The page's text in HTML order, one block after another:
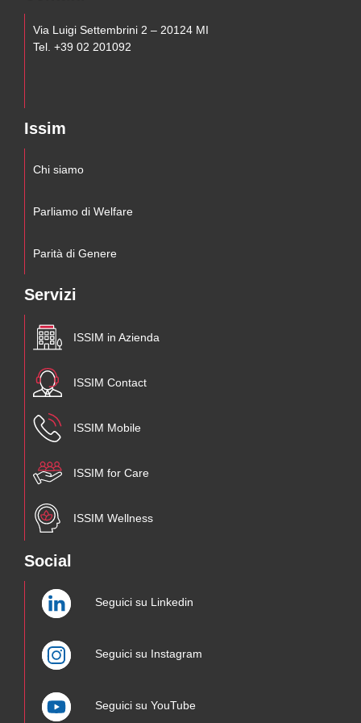
Via Luigi Settembrini 2 – 20124 MI
Tel. +39 02 201092
Issim
Chi siamo
Parliamo di Welfare
Parità di Genere
Servizi
ISSIM in Azienda
ISSIM Contact
ISSIM Mobile
ISSIM for Care
ISSIM Wellness
Social
Seguici su Linkedin
Seguici su Instagram
Seguici su YouTube